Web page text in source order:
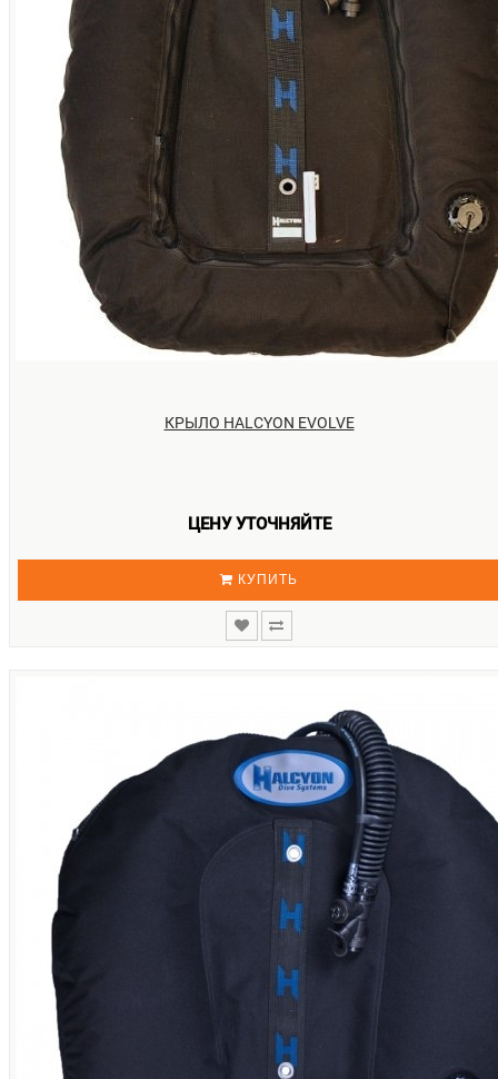
КРЫЛО HALCYON EVOLVE
ЦЕНУ УТОЧНЯЙТЕ
КУПИТЬ